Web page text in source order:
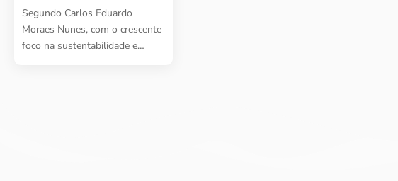
Segundo Carlos Eduardo
Moraes Nunes, com o crescente
foco na sustentabilidade e…